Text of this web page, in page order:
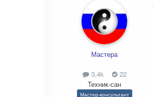
Мастера
3,4k
22
Техник-сан
Мастер-консультант